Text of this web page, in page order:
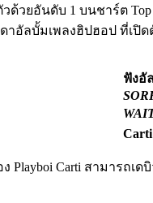
วด้วยอันดับ 1 บนชาร์ต
อัลบั้มเพลงฮิปฮอป ที่เปิ
ฟังอั
Carti
Playboi Carti สามารถเ